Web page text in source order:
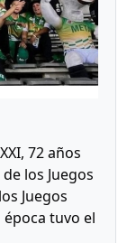
72 años
los Juegos
Juegos
tuvo el